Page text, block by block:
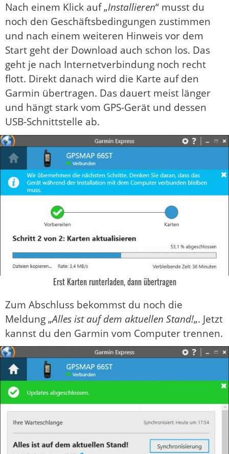
Nach einem Klick auf „Installieren“ musst du
noch den Geschäftsbedingungen zustimmen
und nach einem weiteren Hinweis vor dem
Start geht der Download auch schon los. Das
geht je nach Internetverbindung noch recht
flott. Direkt danach wird die Karte auf den
Garmin übertragen. Das dauert meist länger
und hängt stark vom GPS-Gerät und dessen
USB-Schnittstelle ab.
Erst Karten runterladen, dann übertragen
Zum Abschluss bekommst du noch die
Meldung „Alles ist auf dem aktuellen Stand!„. Jetzt
kannst du den Garmin vom Computer trennen.